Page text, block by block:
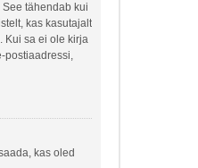
tähendab kui
kas kasutajalt
Kui sa ei ole kirja
postiaadressi,
kas oled